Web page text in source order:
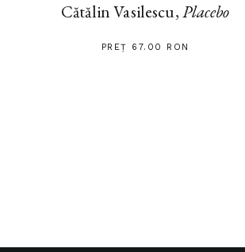
Cătălin Vasilescu,Placebo
PREȚ 67.00 RON